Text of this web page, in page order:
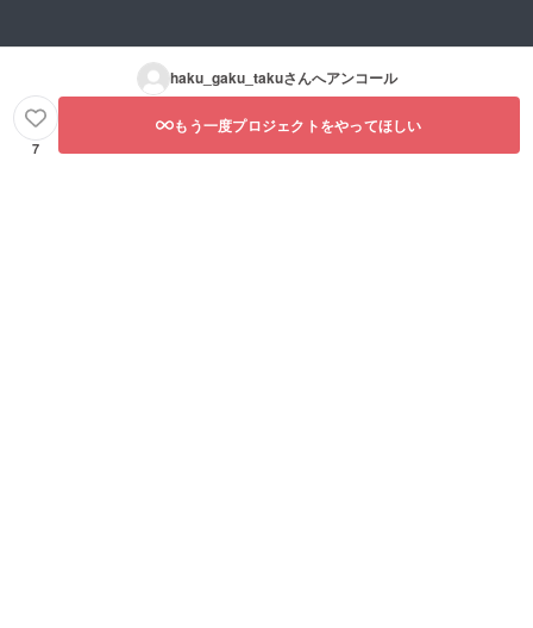
haku_gaku_takuさんへアンコール
7
もう一度プロジェクトをやってほしい